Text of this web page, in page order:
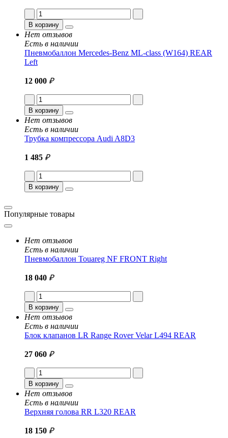
В корзину
Нет отзывов
Есть в наличии
Пневмобаллон Mercedes-Benz ML-class (W164) REAR
Left
12 000 ₽
В корзину
Нет отзывов
Есть в наличии
Трубка компрессора Audi A8D3
1 485 ₽
В корзину
Популярные товары
Нет отзывов
Есть в наличии
Пневмобаллон Touareg NF FRONT Right
18 040 ₽
В корзину
Нет отзывов
Есть в наличии
Блок клапанов LR Range Rover Velar L494 REAR
27 060 ₽
В корзину
Нет отзывов
Есть в наличии
Верхняя голова RR L320 REAR
18 150 ₽